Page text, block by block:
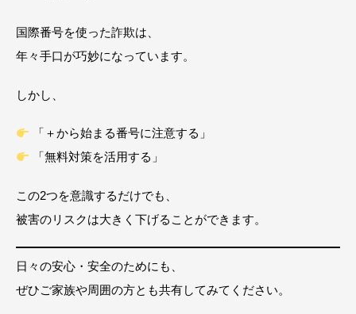
国際番号を使った詐欺は、
年々手口が巧妙になっています。
しかし、
「＋から始まる番号に注意する」
「無料対策を活用する」
この2つを意識するだけでも、
被害のリスクは大きく下げることができます。
日々の安心・安全のためにも、
ぜひご家族や周囲の方とも共有してみてください。